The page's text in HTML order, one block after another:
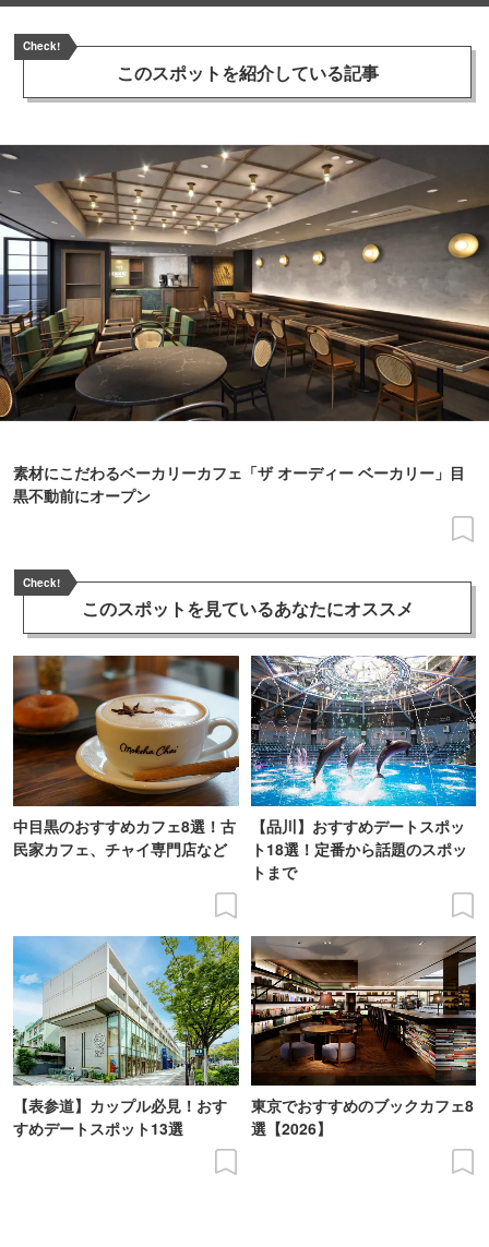
Check!
このスポットを紹介している記事
素材にこだわるベーカリーカフェ「ザ オーディー ベーカリー」目
黒不動前にオープン
Check!
このスポットを見ているあなたにオススメ
中目黒のおすすめカフェ8選！古
民家カフェ、チャイ専門店など
【品川】おすすめデートスポッ
ト18選！定番から話題のスポッ
トまで
【表参道】カップル必見！おす
すめデートスポット13選
東京でおすすめのブックカフェ8
選【2026】